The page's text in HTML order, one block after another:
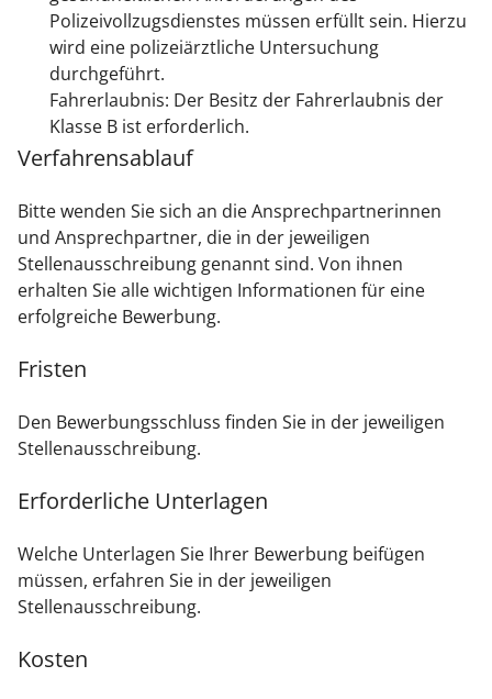
Polizeivollzugsdienstes müssen erfüllt sein. Hierzu
wird eine polizeiärztliche Untersuchung
durchgeführt.
Fahrerlaubnis: Der Besitz der Fahrerlaubnis der
Klasse B ist erforderlich.
Verfahrensablauf
Bitte wenden Sie sich an die Ansprechpartnerinnen
und Ansprechpartner, die in der jeweiligen
Stellenausschreibung genannt sind. Von ihnen
erhalten Sie alle wichtigen Informationen für eine
erfolgreiche Bewerbung.
Fristen
Den Bewerbungsschluss finden Sie in der jeweiligen
Stellenausschreibung.
Erforderliche Unterlagen
Welche Unterlagen Sie Ihrer Bewerbung beifügen
müssen, erfahren Sie in der jeweiligen
Stellenausschreibung.
Kosten